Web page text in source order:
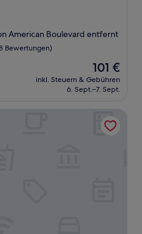
American Boulevard entfernt
Bewertungen)
Der
Preis
beträgt
101 €
inkl. Steuern & Gebühren
6. Sept.–7. Sept.
Minneapolis-Mall Of America